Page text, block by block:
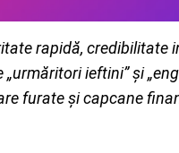
rapidă, credibilitate
ieftini” și
furate și capcane